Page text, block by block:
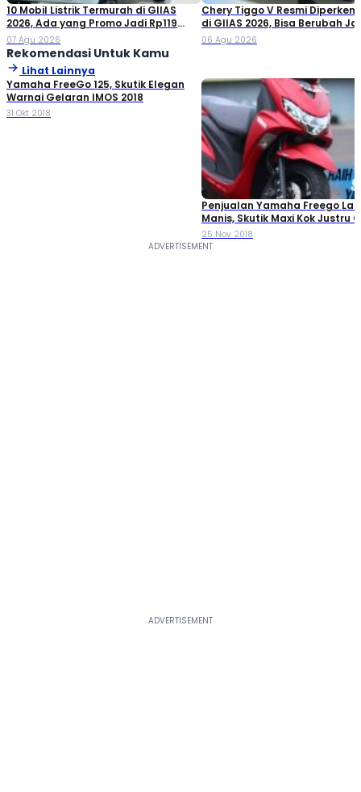
10 Mobil Listrik Termurah di GIIAS
2026, Ada yang Promo Jadi Rp119
Jutaan!
07 Agu 2026
Chery Tiggo V Resmi
di GIIAS 2026, Bisa Berubah
Double Cabin
06 Agu 2026
Rekomendasi Untuk Kamu
Lihat Lainnya
Yamaha FreeGo 125, Skutik Elegan
Warnai Gelaran IMOS 2018
31 Okt 2018
Penjualan Yamaha Freego
Manis, Skutik Maxi Kok Justru
25 Nov 2018